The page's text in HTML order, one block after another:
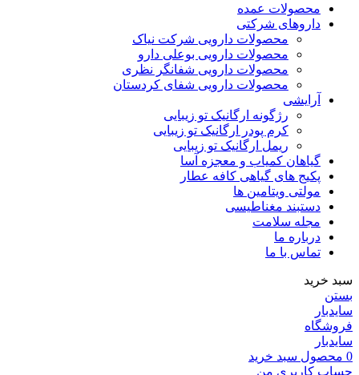
محصولات عمده
داروهای شرکتی
محصولات دارویی شرکت نیاک
محصولات دارویی بوعلی دارو
محصولات دارویی شفانگر نظری
محصولات دارویی شفای کردستان
آرایشی
رژگونه ارگانیک تو زیبایی
کرم پودر ارگانیک تو زیبایی
ریمل ارگانیک تو زیبایی
گیاهان کمیاب و معجزه آسا
پکیج های گیاهی کافه عطار
مولتی ویتامین ها
دستبند مغناطیسی
مجله سلامت
درباره ما
تماس با ما
سبد خرید
بستن
سایدبار
فروشگاه
سایدبار
0 محصول سبد خرید
حساب کاربری من